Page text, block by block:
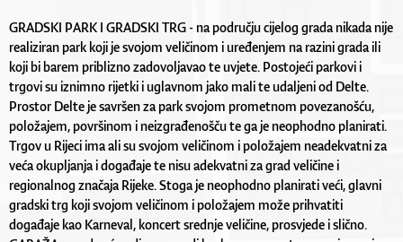
GRADSKI PARK I GRADSKI TRG - na području cijelog grada nikada nije
realiziran park koji je svojom veličinom i uređenjem na razini grada ili
koji bi barem priblizno zadovoljavao te uvjete. Postojeći parkovi i
trgovi su iznimno rijetki i uglavnom jako mali te udaljeni od Delte.
Prostor Delte je savršen za park svojom prometnom povezanošću,
položajem, površinom i neizgrađenošču te ga je neophodno planirati.
Trgov u Rijeci ima ali su svojom veličinom i položajem neadekvatni za
veća okupljanja i događaje te nisu adekvatni za grad veličine i
regionalnog značaja Rijeke. Stoga je neophodno planirati veći, glavni
gradski trg koji svojom veličinom i položajem može prihvatiti
događaje kao Karneval, koncert srednje veličine, prosvjede i slično.